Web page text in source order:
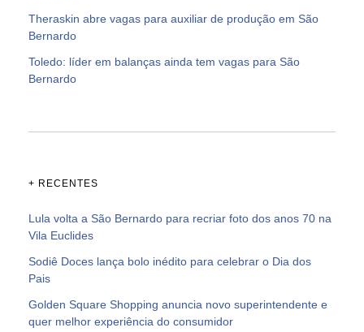
Theraskin abre vagas para auxiliar de produção em São
Bernardo
Toledo: líder em balanças ainda tem vagas para São
Bernardo
+ RECENTES
Lula volta a São Bernardo para recriar foto dos anos 70 na
Vila Euclides
Sodiê Doces lança bolo inédito para celebrar o Dia dos
Pais
Golden Square Shopping anuncia novo superintendente e
quer melhor experiência do consumidor